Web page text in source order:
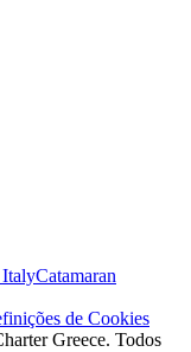
ItalyCatamaran
de Cookies
Greece. Todos